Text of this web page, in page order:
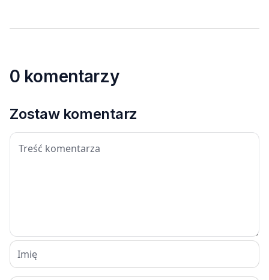
0 komentarzy
Zostaw komentarz